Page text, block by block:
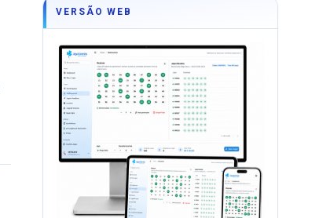
VERSÃO WEB